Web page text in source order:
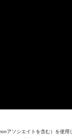
アソシエイトを含む）を使